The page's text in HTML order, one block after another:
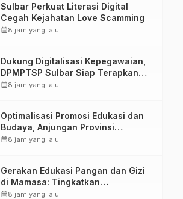
Sulbar Perkuat Literasi Digital
Cegah Kejahatan Love Scamming
calendar_month8 jam yang lalu
Dukung Digitalisasi Kepegawaian,
DPMPTSP Sulbar Siap Terapkan
Aplikasi FLEKSI ASN
calendar_month8 jam yang lalu
Optimalisasi Promosi Edukasi dan
Budaya, Anjungan Provinsi
Sulawesi Barat Perkuat Kolaborasi
calendar_month8 jam yang lalu
Gerakan Edukasi Pangan dan Gizi
di Mamasa: Tingkatkan
Pengetahuan dan Keterampilan
calendar_month8 jam yang lalu